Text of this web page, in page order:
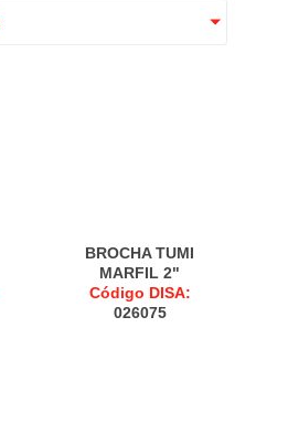
BROCHA TUMI
MARFIL 2"
Código DISA:
026075